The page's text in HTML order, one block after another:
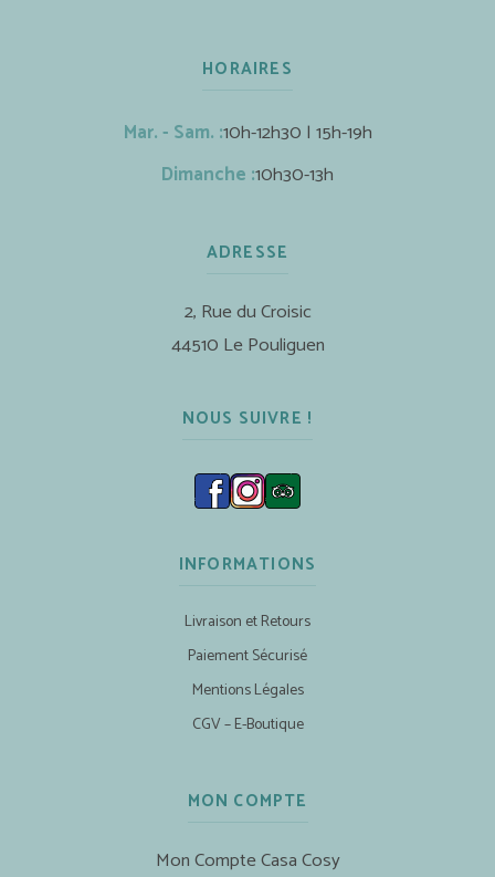
HORAIRES
Mar. - Sam. :10h-12h30 | 15h-19h
Dimanche :10h30-13h
ADRESSE
2, Rue du Croisic
44510 Le Pouliguen
NOUS SUIVRE !
INFORMATIONS
Livraison et Retours
Paiement Sécurisé
Mentions Légales
CGV – E-Boutique
MON COMPTE
Mon Compte Casa Cosy